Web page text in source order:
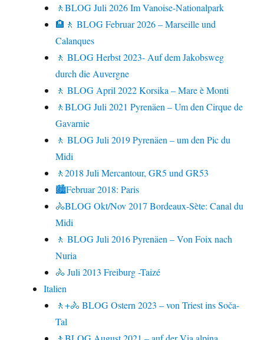
🚶BLOG Juli 2026 Im Vanoise-Nationalpark
🏨🚶 BLOG Februar 2026 – Marseille und
Calanques
🚶 BLOG Herbst 2023- Auf dem Jakobsweg
durch die Auvergne
🚶 BLOG April 2022 Korsika – Mare è Monti
🚶BLOG Juli 2021 Pyrenäen – Um den Cirque de
Gavarnie
🚶 BLOG Juli 2019 Pyrenäen – um den Pic du
Midi
🚶2018 Juli Mercantour, GR5 und GR53
🏙Februar 2018: Paris
🚴BLOG Okt/Nov 2017 Bordeaux-Sète: Canal du
Midi
🚶 BLOG Juli 2016 Pyrenäen – Von Foix nach
Nuria
🚴 Juli 2013 Freiburg -Taizé
Italien
🚶+🚴 BLOG Ostern 2023 – von Triest ins Soča-
Tal